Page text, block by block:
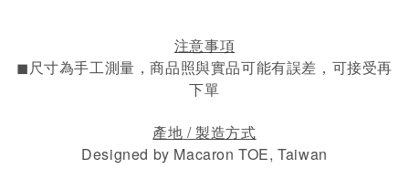
注意事項
◼︎尺寸為手工測量，商品照與實品可能有誤差，可接受再
下單
產地 /製造方式
Designed by Macaron TOE, Taiwan